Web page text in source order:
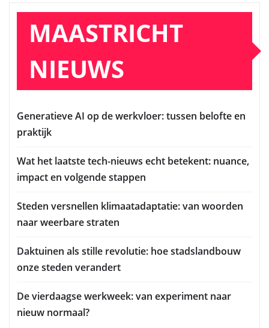
MAASTRICHT
NIEUWS
Generatieve AI op de werkvloer: tussen belofte en
praktijk
Wat het laatste tech-nieuws echt betekent: nuance,
impact en volgende stappen
Steden versnellen klimaatadaptatie: van woorden
naar weerbare straten
Daktuinen als stille revolutie: hoe stadslandbouw
onze steden verandert
De vierdaagse werkweek: van experiment naar
nieuw normaal?